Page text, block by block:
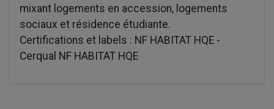
mixant logements en accession, logements
sociaux et résidence étudiante.
Certifications et labels : NF HABITAT HQE -
Cerqual NF HABITAT HQE